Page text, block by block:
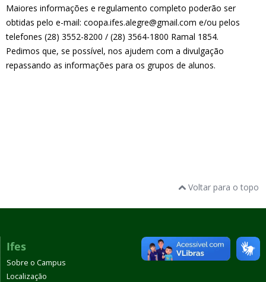
Maiores informações e regulamento completo poderão ser
obtidas pelo e-mail: coopa.ifes.alegre@gmail.com e/ou pelos
telefones (28) 3552-8200 / (28) 3564-1800 Ramal 1854.
Pedimos que, se possível, nos ajudem com a divulgação
repassando as informações para os grupos de alunos.
Voltar para o topo
Ifes
Sobre o Campus
Localização